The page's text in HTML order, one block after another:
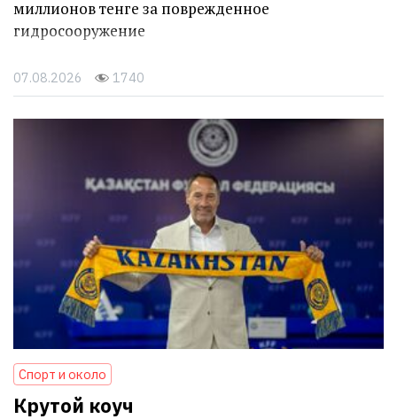
миллионов тенге за поврежденное
гидросооружение
07.08.2026 1740
Спорт и около
Крутой коуч